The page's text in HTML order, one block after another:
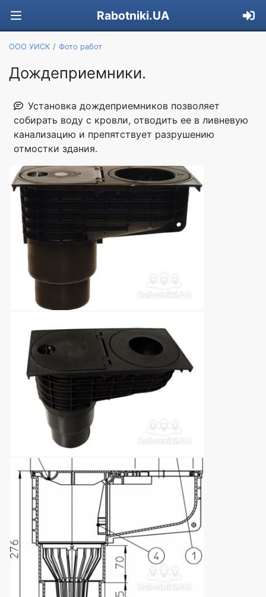
Rabotniki.UA
ООО УИСК Фото работ
Дождеприемники.
Установка дождеприемников позволяет
собирать воду с кровли, отводить ее в ливневую
канализацию и препятствует разрушению
отмостки здания.